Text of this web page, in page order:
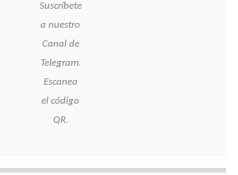
Suscríbete
a nuestro
Canal de
Telegram.
Escanea
el código
QR.